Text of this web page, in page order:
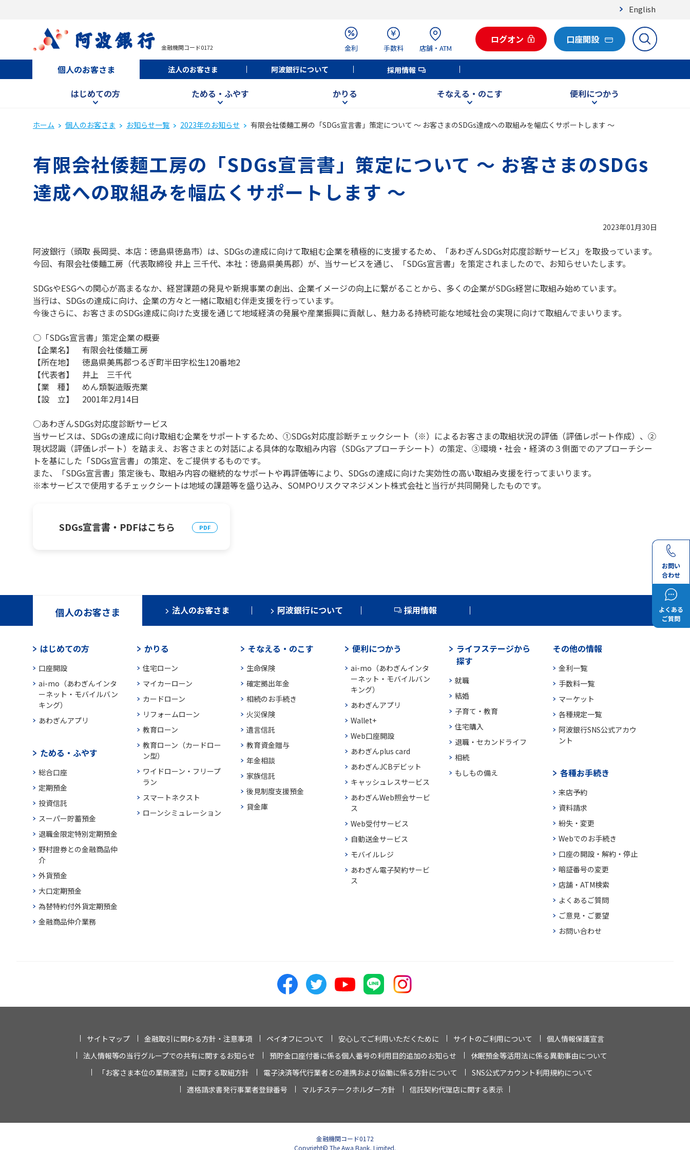
English
金融機関コード0172 金利 手数料 店舗・ATM
ログオン 口座開設
個人のお客さま 法人のお客さま 阿波銀行について 採用情報
はじめての方 ためる・ふやす かりる そなえる・のこす 便利につかう
お問い
合わせ
よくある
ご質問
ホーム 個人のお客さま お知らせ一覧 2023年のお知らせ 有限会社倭麺工房の「SDGs宣言書」策定について ～ お客さまのSDGs達成への取組みを幅広くサポートします ～
有限会社倭麺工房の「SDGs宣言書」策定について ～ お客さまのSDGs
達成への取組みを幅広くサポートします ～
2023年01月30日
阿波銀行（頭取 長岡奨、本店：徳島県徳島市）は、SDGsの達成に向けて取組む企業を積極的に支援するため、「あわぎんSDGs対応度診断サービス」を取扱っています。
今回、有限会社倭麺工房（代表取締役 井上 三千代、本社：徳島県美馬郡）が、当サービスを通じ、「SDGs宣言書」を策定されましたので、お知らせいたします。
SDGsやESGへの関心が高まるなか、経営課題の発見や新規事業の創出、企業イメージの向上に繋がることから、多くの企業がSDGs経営に取組み始めています。
当行は、SDGsの達成に向け、企業の方々と一緒に取組む伴走支援を行っています。
今後さらに、お客さまのSDGs達成に向けた支援を通じて地域経済の発展や産業振興に貢献し、魅力ある持続可能な地域社会の実現に向けて取組んでまいります。
○「SDGs宣言書」策定企業の概要
【企業名】 有限会社倭麺工房
【所在地】 徳島県美馬郡つるぎ町半田字松生120番地2
【代表者】 井上 三千代
【業 種】 めん類製造販売業
【設 立】 2001年2月14日
○あわぎんSDGs対応度診断サービス
当サービスは、SDGsの達成に向け取組む企業をサポートするため、①SDGs対応度診断チェックシート（※）によるお客さまの取組状況の評価（評価レポート作成）、②
現状認識（評価レポート）を踏まえ、お客さまとの対話による具体的な取組み内容（SDGsアプローチシート）の策定、③環境・社会・経済の３側面でのアプローチシー
トを基にした「SDGs宣言書」の策定、をご提供するものです。
また、「SDGs宣言書」策定後も、取組み内容の継続的なサポートや再評価等により、SDGsの達成に向けた実効性の高い取組み支援を行ってまいります。
※本サービスで使用するチェックシートは地域の課題等を盛り込み、SOMPOリスクマネジメント株式会社と当行が共同開発したものです。
SDGs宣言書・PDFはこちら
個人のお客さま 法人のお客さま 阿波銀行について 採用情報
はじめての方
口座開設
ai-mo（あわぎんインタ
ーネット・モバイルバン
キング）
あわぎんアプリ
ためる・ふやす
総合口座
定期預金
投資信託
スーパー貯蓄預金
退職金限定特別定期預金
野村證券との金融商品仲
介
外貨預金
大口定期預金
為替特約付外貨定期預金
金融商品仲介業務
かりる
住宅ローン
マイカーローン
カードローン
リフォームローン
教育ローン
教育ローン（カードロー
ン型）
ワイドローン・フリープ
ラン
スマートネクスト
ローンシミュレーション
そなえる・のこす
生命保険
確定拠出年金
相続のお手続き
火災保険
遺言信託
教育資金贈与
年金相談
家族信託
後見制度支援預金
貸金庫
便利につかう
ai-mo（あわぎんインタ
ーネット・モバイルバン
キング）
あわぎんアプリ
Wallet+
Web口座開設
あわぎんplus card
あわぎんJCBデビット
キャッシュレスサービス
あわぎんWeb照会サービ
ス
Web受付サービス
自動送金サービス
モバイルレジ
あわぎん電子契約サービ
ス
ライフステージから
探す
就職
結婚
子育て・教育
住宅購入
退職・セカンドライフ
相続
もしもの備え
その他の情報
金利一覧
手数料一覧
マーケット
各種規定一覧
阿波銀行SNS公式アカウ
ント
各種お手続き
来店予約
資料請求
紛失・変更
Webでのお手続き
口座の開設・解約・停止
暗証番号の変更
店舗・ATM検索
よくあるご質問
ご意見・ご要望
お問い合わせ
サイトマップ 金融取引に関わる方針・注意事項 ペイオフについて 安心してご利用いただくために サイトのご利用について
個人情報保護宣言
法人情報等の当行グループでの共有に関するお知らせ
預貯金口座付番に係る個人番号の利用目的追加のお知らせ
休眠預金等活用法に係る異動事由について
「お客さま本位の業務運営」に関する取組方針
電子決済等代行業者との連携および協働に係る方針について
SNS公式アカウント利用規約について
適格請求書発行事業者登録番号
マルチステークホルダー方針 信託契約代理店に関する表示
金融機関コード0172
Copyright© The Awa Bank, Limited.